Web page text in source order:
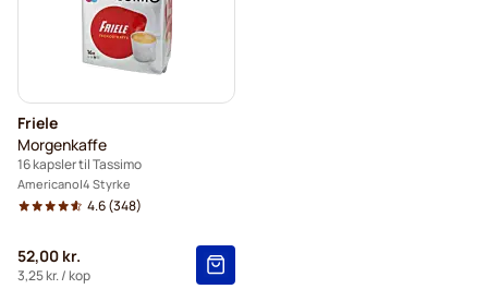
Friele
Morgenkaffe
16 kapsler til Tassimo
Americano 4 Styrke
4.6(348)
52,00 kr.
3,25 kr./ kop